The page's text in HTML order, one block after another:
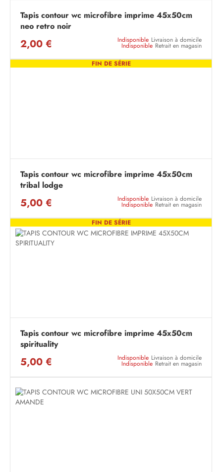
Tapis contour wc microfibre imprime 45x50cm
neo retro noir
2,00 € Indisponible Livraison à domicile
Indisponible Retrait en magasin
FIN DE SÉRIE
Tapis contour wc microfibre imprime 45x50cm
tribal lodge
5,00 € Indisponible Livraison à domicile
Indisponible Retrait en magasin
FIN DE SÉRIE
Tapis contour wc microfibre imprime 45x50cm
spirituality
5,00 € Indisponible Livraison à domicile
Indisponible Retrait en magasin